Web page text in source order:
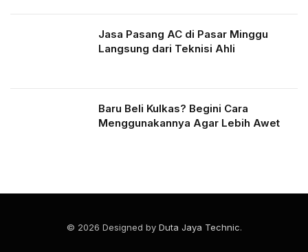
Jasa Pasang AC di Pasar Minggu
Langsung dari Teknisi Ahli
Baru Beli Kulkas? Begini Cara
Menggunakannya Agar Lebih Awet
© 2026 Designed by Duta Jaya Technic.